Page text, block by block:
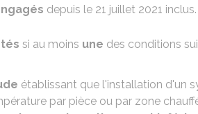
depuis le 21 juillet 2021 inclus.
si au moins une des conditions
établissant que l'installation d'un
par pièce ou par zone